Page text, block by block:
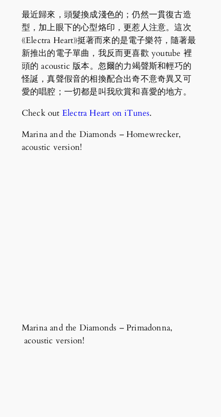
最近歸來，頭髮換成淺色的；仍然一貫復古造
型，加上眼下的心型烙印，更惹人注意。這次
《Electra Heart》挺著而來的是電子樂符，隨著最
新推出的電子單曲，我反而更喜歡 youtube 裡
頭的 acoustic 版本。忽爾的力竭聲斯和輕巧的
怪誕，真聲假音的相換配合出奇不意奇異又可
愛的唱腔；一切都是叫我欣賞和喜愛的地方。
Check out Electra Heart on iTunes.
Marina and the Diamonds – Homewrecker,
acoustic version!
Marina and the Diamonds – Primadonna,
acoustic version!